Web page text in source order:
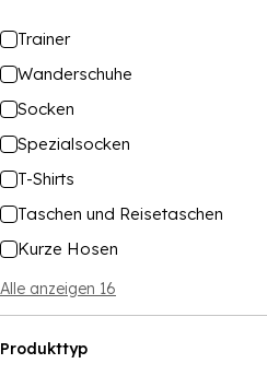
Trainer
Wanderschuhe
Socken
Spezialsocken
T-Shirts
Taschen und Reisetaschen
Kurze Hosen
Alle anzeigen 16
Produkttyp